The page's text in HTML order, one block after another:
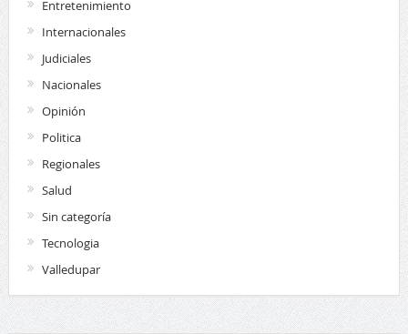
Entretenimiento
Internacionales
Judiciales
Nacionales
Opinión
Politica
Regionales
Salud
Sin categoría
Tecnologia
Valledupar